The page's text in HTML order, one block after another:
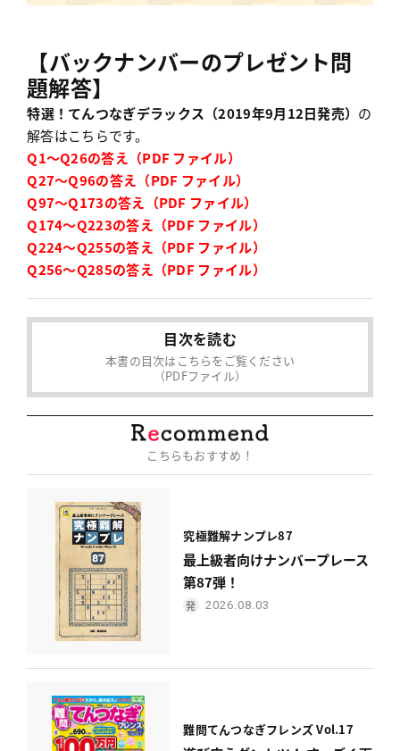
【バックナンバーのプレゼント問
題解答】
特選！てんつなぎデラックス（2019年9月12日発売） の
解答はこちらです。
Q1〜Q26の答え（PDF ファイル）
Q27〜Q96の答え（PDF ファイル）
Q97〜Q173の答え（PDF ファイル）
Q174〜Q223の答え（PDF ファイル）
Q224〜Q255の答え（PDF ファイル）
Q256〜Q285の答え（PDF ファイル）
目次を読む
本書の目次はこちらをご覧ください
（PDFファイル）
こちらもおすすめ！
究極難解ナンプレ87
最上級者向けナンバープレース
第87弾！
2026.08.03
難問てんつなぎフレンズ Vol.17